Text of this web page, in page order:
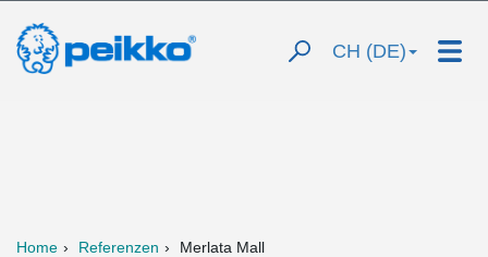
CH (DE)
Home Referenzen Merlata Mall